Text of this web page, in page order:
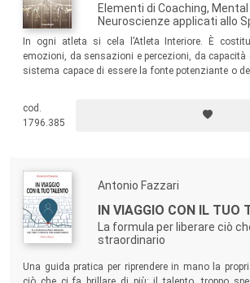
Elementi di Coaching,
Neuroscienze applicati allo
In ogni atleta si cela l’Atleta Interiore. È
emozioni, da sensazioni e percezioni, da capacità
sistema capace di essere la fonte potenziante o
espressione sportiva. Una dimensione
sia nell’alto livello. Un libro dedicato agli
di riflessione e suggerimenti anche per atleti e
cod.
1796.385
Antonio Fazzari
IN VIAGGIO CON IL TUO
La formula per liberare ciò
straordinario
Una guida pratica per riprendere in mano la